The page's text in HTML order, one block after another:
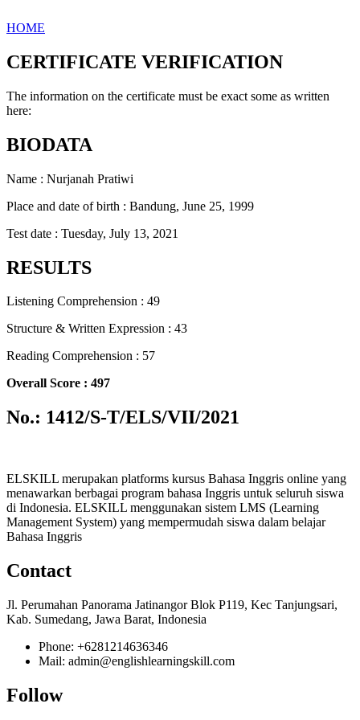
HOME
CERTIFICATE VERIFICATION
The information on the certificate must be exact some as written
here:
BIODATA
Name : Nurjanah Pratiwi
Place and date of birth : Bandung, June 25, 1999
Test date : Tuesday, July 13, 2021
RESULTS
Listening Comprehension : 49
Structure & Written Expression : 43
Reading Comprehension : 57
Overall Score : 497
No.: 1412/S-T/ELS/VII/2021
ELSKILL merupakan platforms kursus Bahasa Inggris online yang
menawarkan berbagai program bahasa Inggris untuk seluruh siswa
di Indonesia. ELSKILL menggunakan sistem LMS (Learning
Management System) yang mempermudah siswa dalam belajar
Bahasa Inggris
Contact
Jl. Perumahan Panorama Jatinangor Blok P119, Kec Tanjungsari,
Kab. Sumedang, Jawa Barat, Indonesia
Phone: +6281214636346
Mail: admin@englishlearningskill.com
Follow